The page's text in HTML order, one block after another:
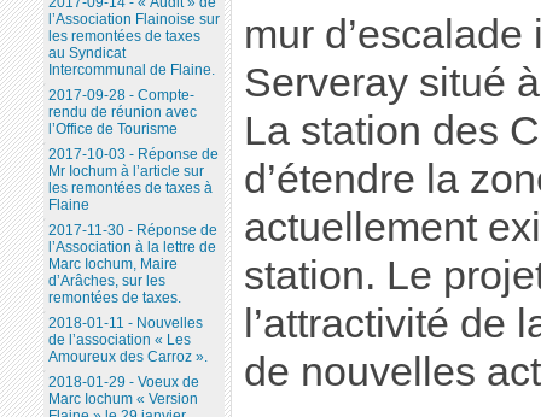
mur
Serveray situé
La station des
d’étendre la
actuellement
station. Le
l’attractivité de
de nouvelles
l’Association Flainoise sur
les remontées de taxes
au Syndicat
Intercommunal de Flaine.
2017-09-28 - Compte-
rendu de réunion avec
l’Office de Tourisme
2017-10-03 - Réponse de
Mr Iochum à l’article sur
les remontées de taxes à
Flaine
2017-11-30 - Réponse de
l’Association à la lettre de
Marc Iochum, Maire
d’Arâches, sur les
remontées de taxes.
2018-01-11 - Nouvelles
de l’association « Les
Amoureux des Carroz ».
2018-01-29 - Voeux de
Marc Iochum « Version